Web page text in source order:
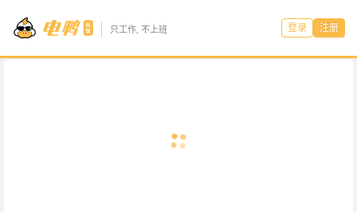
只工作, 不上班 登录 注册